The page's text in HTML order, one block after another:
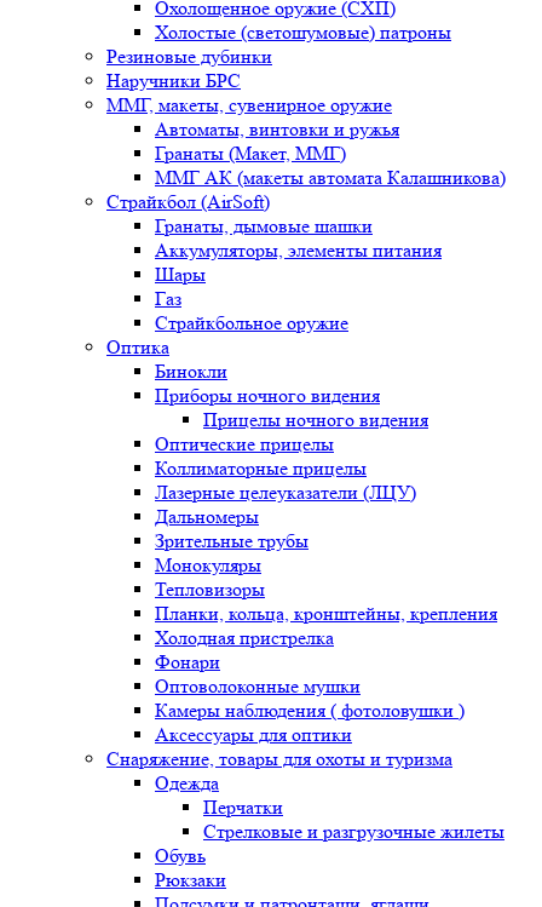
Охолощенное оружие (СХП)
Холостые (светошумовые) патроны
Резиновые дубинки
Наручники БРС
ММГ, макеты, сувенирное оружие
Автоматы, винтовки и ружья
Гранаты (Макет, ММГ)
ММГ АК (макеты автомата Калашникова)
Страйкбол (AirSoft)
Гранаты, дымовые шашки
Аккумуляторы, элементы питания
Шары
Газ
Страйкбольное оружие
Оптика
Бинокли
Приборы ночного видения
Прицелы ночного видения
Оптические прицелы
Коллиматорные прицелы
Лазерные целеуказатели (ЛЦУ)
Дальномеры
Зрительные трубы
Монокуляры
Тепловизоры
Планки, кольца, кронштейны, крепления
Холодная пристрелка
Фонари
Оптоволоконные мушки
Камеры наблюдения ( фотоловушки )
Аксессуары для оптики
Снаряжение, товары для охоты и туризма
Одежда
Перчатки
Стрелковые и разгрузочные жилеты
Обувь
Рюкзаки